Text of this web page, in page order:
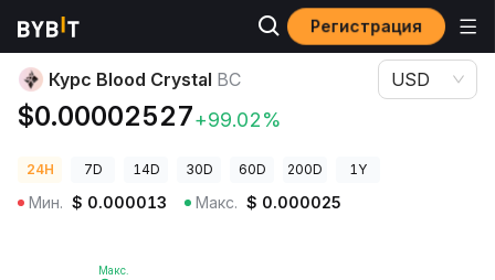
Регистрация
Цены криптовалют Курс Blood Crystal BC
Курс Blood Crystal BC
$0.00002527+99.02%
USD
24H 7D 14D 30D 60D 200D 1Y
Мин. $ 0.000013 Макс. $ 0.000025